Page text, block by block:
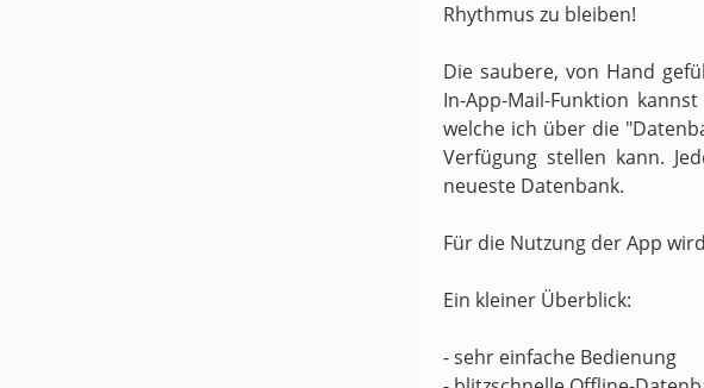
Rhythmus zu bleiben!
Die saubere, von Hand
In-App-Mail-Funktion
welche ich über die
Verfügung stellen kann.
neueste Datenbank.
Für die Nutzung der App
Ein kleiner Überblick:
- sehr einfache Bedienung